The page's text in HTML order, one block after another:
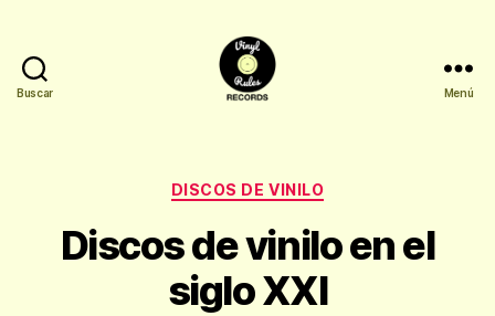
Buscar Menú
Categorías
DISCOS DE VINILO
Discos de vinilo en el
siglo XXI